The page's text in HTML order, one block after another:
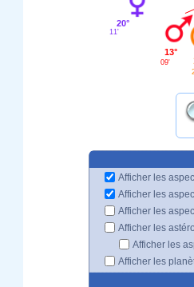
20°
11'
13°
09'
Afficher les
Afficher les
Afficher les
Afficher les
Afficher les
Afficher les